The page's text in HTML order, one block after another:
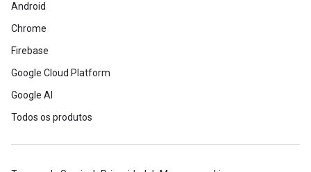
Android
Chrome
Firebase
Google Cloud Platform
Google AI
Todos os produtos